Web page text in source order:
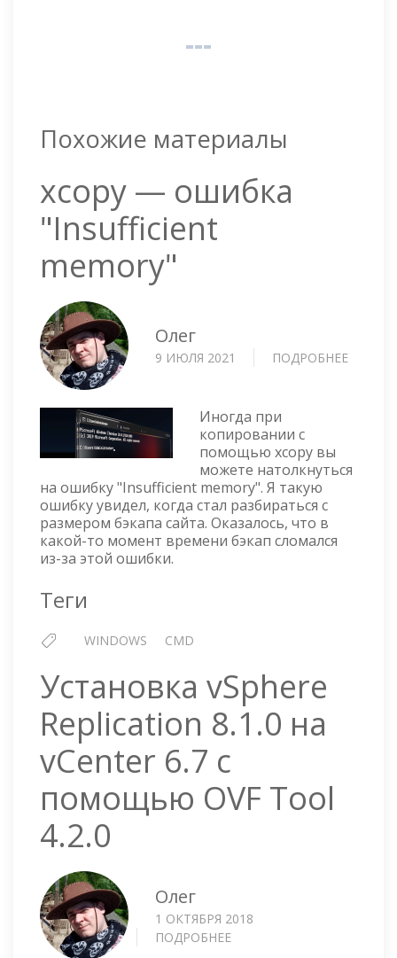
Похожие материалы
xcopy — ошибка
"Insufficient
memory"
Олег
9 ИЮЛЯ 2021 ПОДРОБНЕЕ
Иногда при
копировании с
помощью xcopy вы
можете натолкнуться
на ошибку "Insufficient memory". Я такую
ошибку увидел, когда стал разбираться с
размером бэкапа сайта. Оказалось, что в
какой-то момент времени бэкап сломался
из-за этой ошибки.
Теги
WINDOWS CMD
Установка vSphere
Replication 8.1.0 на
vCenter 6.7 с
помощью OVF Tool
4.2.0
Олег
1 ОКТЯБРЯ 2018
ПОДРОБНЕЕ